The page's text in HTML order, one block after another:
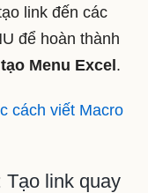
link đến các
để hoàn thành
tạo Menu Excel.
cách viết Macro
link quay